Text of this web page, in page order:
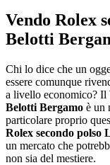
Vendo Rolex
Belotti
Chi lo dice che un
essere comunque
a livello economico? Il
Belotti Bergamo è un
particolare proprio
Rolex secondo polso
un mercato che
non sia del mestiere.